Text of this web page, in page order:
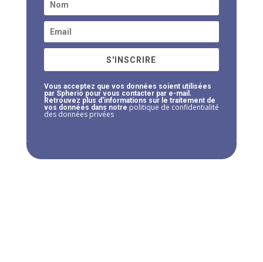
S'INSCRIRE
Vous acceptez que vos données soient utilisées
par Spherio pour vous contacter par e-mail.
Retrouvez plus d'informations sur le traitement de
vos données dans notre politique de confidentialité
des données privées